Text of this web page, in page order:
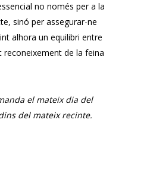
no només per a la
sinó per assegurar-ne
alhora un equilibri entre
reconeixement de la feina
el mateix dia del
del mateix recinte.